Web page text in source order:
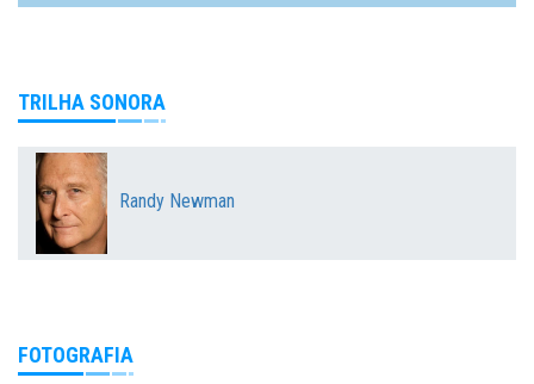
TRILHA SONORA
Randy Newman
FOTOGRAFIA